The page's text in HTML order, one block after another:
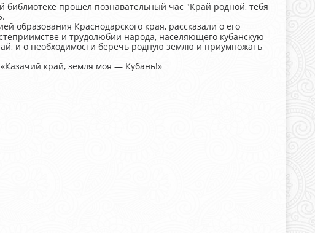
библиотеке прошел познавательный час "Край родной, тебя
образования Краснодарского края, рассказали о его
и трудолюбии народа, населяющего кубанскую
и о необходимости беречь родную землю и приумножать
край, земля моя — Кубань!»